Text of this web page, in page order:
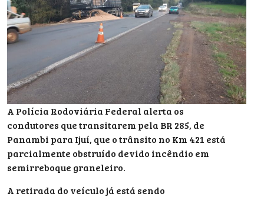
A Polícia Rodoviária Federal alerta os
condutores que transitarem pela BR 285, de
Panambi para Ijuí, que o trânsito no Km 421 está
parcialmente obstruído devido incêndio em
semirreboque graneleiro.
A retirada do veículo já está sendo